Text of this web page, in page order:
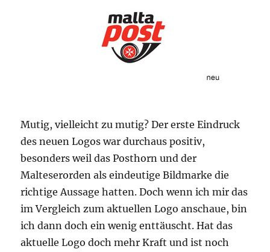
Mutig, vielleicht zu mutig? Der erste Eindruck
des neuen Logos war durchaus positiv,
besonders weil das Posthorn und der
Malteserorden als eindeutige Bildmarke die
richtige Aussage hatten. Doch wenn ich mir das
im Vergleich zum aktuellen Logo anschaue, bin
ich dann doch ein wenig enttäuscht. Hat das
aktuelle Logo doch mehr Kraft und ist noch